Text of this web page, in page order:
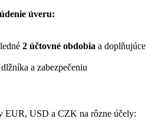
úveru:
2 účtovné obdobia a doplňujúce
a zabezpečeniu
EUR, USD a CZK na rôzne účely: